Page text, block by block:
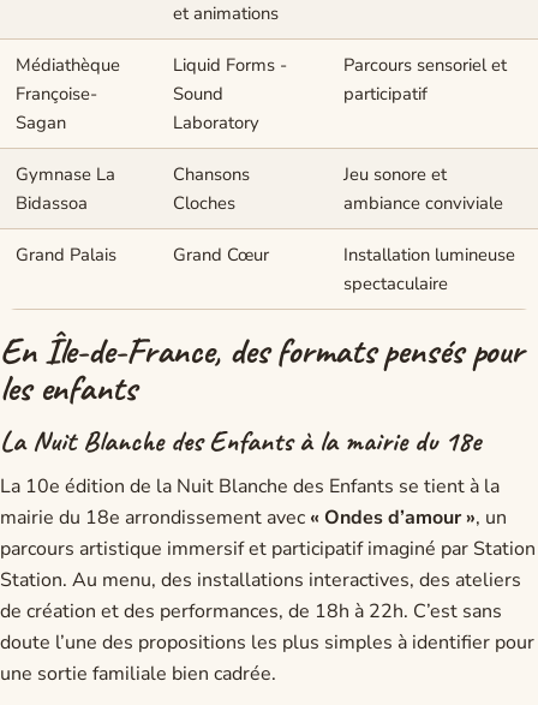
et animations
Médiathèque
Françoise-
Sagan
Liquid Forms -
Sound
Laboratory
Parcours sensoriel et
participatif
Gymnase La
Bidassoa
Chansons
Cloches
Jeu sonore et
ambiance conviviale
Grand Palais Grand Cœur
Installation lumineuse
spectaculaire
En Île-de-France, des formats pensés pour
les enfants
La Nuit Blanche des Enfants à la mairie du 18e
La 10e édition de la Nuit Blanche des Enfants se tient à la
mairie du 18e arrondissement avec « Ondes d’amour », un
parcours artistique immersif et participatif imaginé par Station
Station. Au menu, des installations interactives, des ateliers
de création et des performances, de 18h à 22h. C’est sans
doute l’une des propositions les plus simples à identifier pour
une sortie familiale bien cadrée.